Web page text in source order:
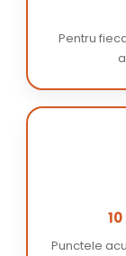
Pentru
Punctele